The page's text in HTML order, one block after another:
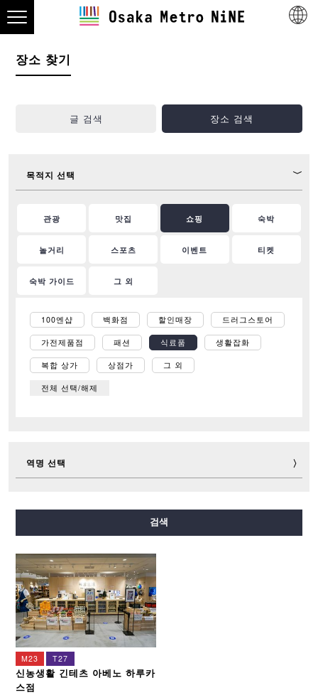
장소 찾기
글 검색 장소 검색
목적지 선택
관광 맛집 쇼핑 숙박
놀거리 스포츠 이벤트 티켓
숙박 가이드 그 외
100엔샵 백화점 할인매장 드러그스토어
가전제품점 패션 식료품 생활잡화
복합 상가 상점가 그 외
전체 선택/해제
역명 선택
사카이스지선
이마자토스지선 뉴트램
검색
M23 T27
신농생활 긴테츠 아베노 하루카
스점